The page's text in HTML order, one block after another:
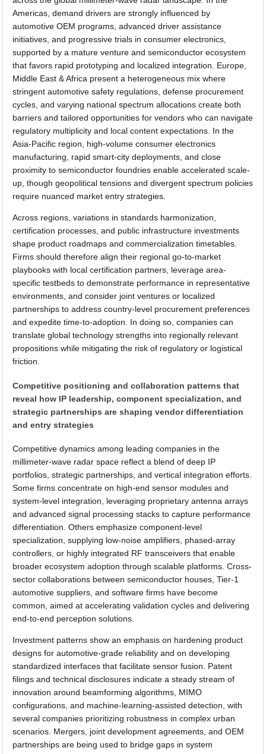
Americas, demand drivers are strongly influenced by
automotive OEM programs, advanced driver assistance
initiatives, and progressive trials in consumer electronics,
supported by a mature venture and semiconductor ecosystem
that favors rapid prototyping and localized integration. Europe,
Middle East & Africa present a heterogeneous mix where
stringent automotive safety regulations, defense procurement
cycles, and varying national spectrum allocations create both
barriers and tailored opportunities for vendors who can navigate
regulatory multiplicity and local content expectations. In the
Asia-Pacific region, high-volume consumer electronics
manufacturing, rapid smart-city deployments, and close
proximity to semiconductor foundries enable accelerated scale-
up, though geopolitical tensions and divergent spectrum policies
require nuanced market entry strategies.
Across regions, variations in standards harmonization,
certification processes, and public infrastructure investments
shape product roadmaps and commercialization timetables.
Firms should therefore align their regional go-to-market
playbooks with local certification partners, leverage area-
specific testbeds to demonstrate performance in representative
environments, and consider joint ventures or localized
partnerships to address country-level procurement preferences
and expedite time-to-adoption. In doing so, companies can
translate global technology strengths into regionally relevant
propositions while mitigating the risk of regulatory or logistical
friction.
Competitive positioning and collaboration patterns that
reveal how IP leadership, component specialization, and
strategic partnerships are shaping vendor differentiation
and entry strategies
Competitive dynamics among leading companies in the
millimeter-wave radar space reflect a blend of deep IP
portfolios, strategic partnerships, and vertical integration efforts.
Some firms concentrate on high-end sensor modules and
system-level integration, leveraging proprietary antenna arrays
and advanced signal processing stacks to capture performance
differentiation. Others emphasize component-level
specialization, supplying low-noise amplifiers, phased-array
controllers, or highly integrated RF transceivers that enable
broader ecosystem adoption through scalable platforms. Cross-
sector collaborations between semiconductor houses, Tier-1
automotive suppliers, and software firms have become
common, aimed at accelerating validation cycles and delivering
end-to-end perception solutions.
Investment patterns show an emphasis on hardening product
designs for automotive-grade reliability and on developing
standardized interfaces that facilitate sensor fusion. Patent
filings and technical disclosures indicate a steady stream of
innovation around beamforming algorithms, MIMO
configurations, and machine-learning-assisted detection, with
several companies prioritizing robustness in complex urban
scenarios. Mergers, joint development agreements, and OEM
partnerships are being used to bridge gaps in system